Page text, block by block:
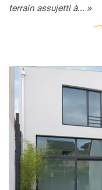
terrain assujetti à... »